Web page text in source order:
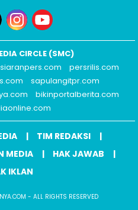
CIRCLE (SMC)
persrilis.com
sapulangitpr.com
bikinportalberita.com
TIM REDAKSI
MEDIA
HAK JAWAB
IKLAN
- ALL RIGHTS RESERVED